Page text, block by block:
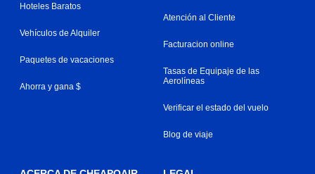
Hoteles Baratos
Vehículos de Alquiler
Paquetes de vacaciones
Ahorra y gana $
Atención al Cliente
Facturacion online
Tasas de Equipaje de las
Aerolíneas
Verificar el estado del vuelo
Blog de viaje